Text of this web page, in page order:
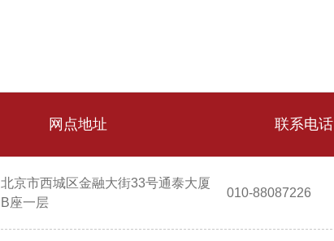
网点地址 联系电话
北京市西城区金融大街33号通泰大厦
B座一层
010-88087226